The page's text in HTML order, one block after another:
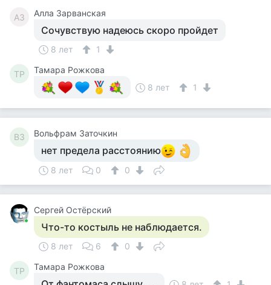
АЗ Алла Зарванская
Сочувствую надеюсь скоро пройдет
8 лет 1
ТР
Тамара Рожкова
8 лет
1
ВЗ Вольфрам Заточкин
нет предела расстоянию
8 лет 0 0
Сергей Остёрский
Что-то костыль не наблюдается.
8 лет 6 0
ТР Тамара Рожкова